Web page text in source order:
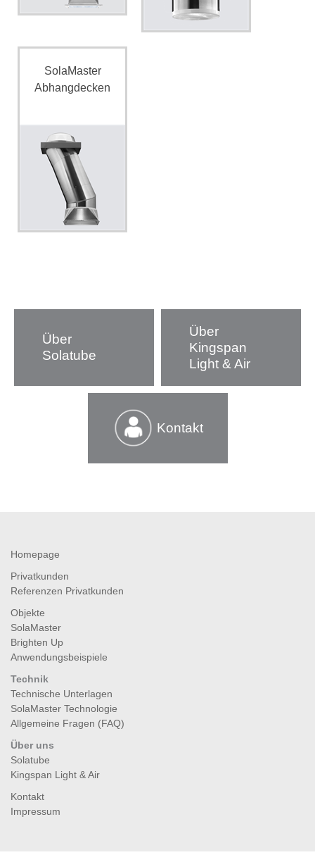
SolaMaster
Abhangdecken
Über
Solatube
Über
Kingspan
Light & Air
Kontakt
Homepage
Privatkunden
Referenzen Privatkunden
Objekte
SolaMaster
Brighten Up
Anwendungsbeispiele
Technik
Technische Unterlagen
SolaMaster Technologie
Allgemeine Fragen (FAQ)
Über uns
Solatube
Kingspan Light & Air
Kontakt
Impressum